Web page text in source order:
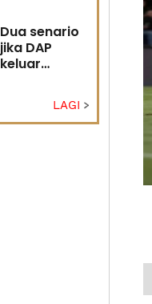
semula
Dua senario
jika DAP
keluar
LAGI